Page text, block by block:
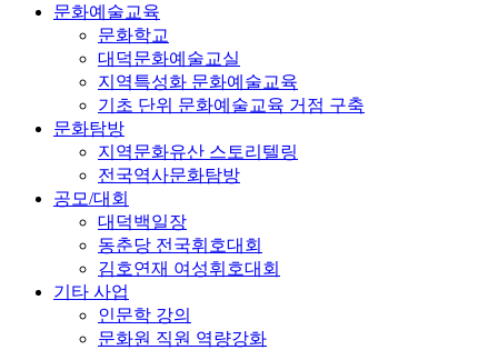
문화예술교육
문화학교
대덕문화예술교실
지역특성화 문화예술교육
기초 단위 문화예술교육 거점 구축
문화탐방
지역문화유산 스토리텔링
전국역사문화탐방
공모/대회
대덕백일장
동춘당 전국휘호대회
김호연재 여성휘호대회
기타 사업
인문학 강의
문화원 직원 역량강화